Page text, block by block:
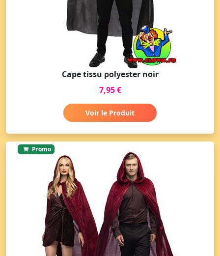
Cape tissu polyester noir
7,95 €
Voir le Produit
Promo